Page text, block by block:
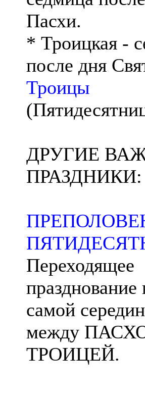
Пасхи.
* Троицкая -
после дня
Троицы
ДРУГИЕ
ПРАЗДНИКИ:
Переходящее
празднование
самой
между
ТРОИЦЕЙ.